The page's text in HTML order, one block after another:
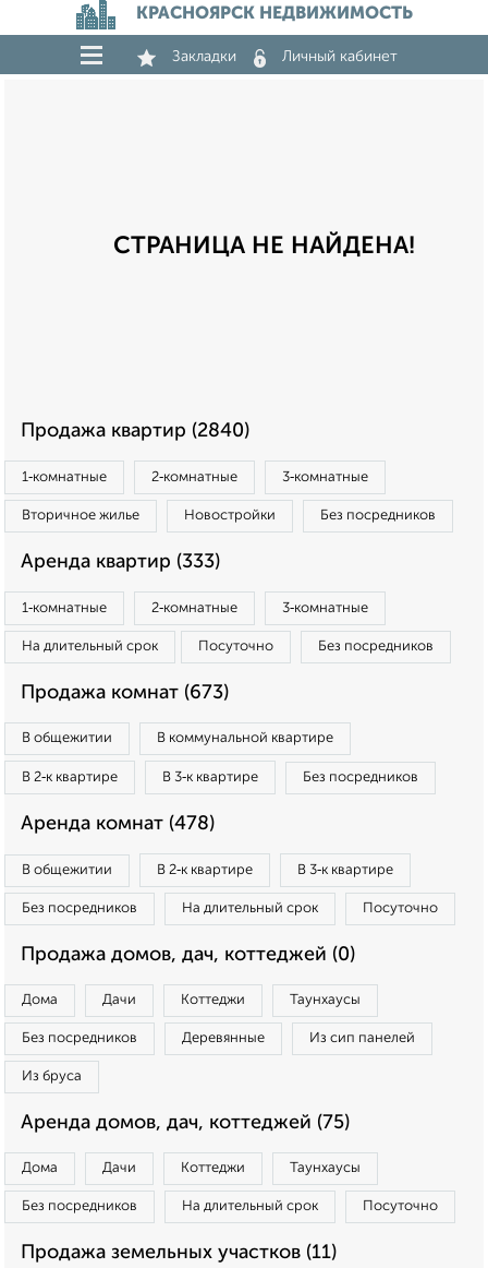
КРАСНОЯРСК НЕДВИЖИМОСТЬ
Закладки Личный кабинет
СТРАНИЦА НЕ НАЙДЕНА!
Продажа квартир (2840)
1‑комнатные 2‑комнатные 3‑комнатные
Вторичное жилье Новостройки Без посредников
Аренда квартир (333)
1‑комнатные 2‑комнатные 3‑комнатные
На длительный срок Посуточно Без посредников
Продажа комнат (673)
В общежитии В коммунальной квартире
В 2‑к квартире В 3‑к квартире Без посредников
Аренда комнат (478)
В общежитии В 2‑к квартире В 3‑к квартире
Без посредников На длительный срок Посуточно
Продажа домов, дач, коттеджей (0)
Дома Дачи Коттеджи Таунхаусы
Без посредников Деревянные Из сип панелей
Из бруса
Аренда домов, дач, коттеджей (75)
Дома Дачи Коттеджи Таунхаусы
Без посредников На длительный срок Посуточно
Продажа земельных участков (11)